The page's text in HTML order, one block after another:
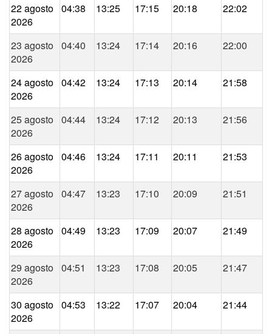
22 agosto
2026
04:38 13:25 17:15 20:18 22:02
23 agosto
2026
04:40 13:24 17:14 20:16 22:00
24 agosto
2026
04:42 13:24 17:13 20:14 21:58
25 agosto
2026
04:44 13:24 17:12 20:13 21:56
26 agosto
2026
04:46 13:24 17:11 20:11 21:53
27 agosto
2026
04:47 13:23 17:10 20:09 21:51
28 agosto
2026
04:49 13:23 17:09 20:07 21:49
29 agosto
2026
04:51 13:23 17:08 20:05 21:47
30 agosto
2026
04:53 13:22 17:07 20:04 21:44